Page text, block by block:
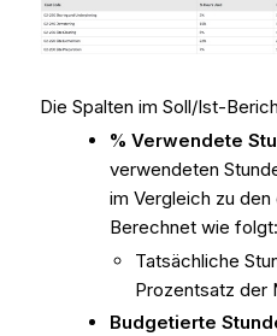
Die Spalten im Soll/Ist-
% Verwendete
verwendeten
im Vergleich zu
Berechnet wie folgt:
Tatsächliche
Prozentsatz der
Budgetierte